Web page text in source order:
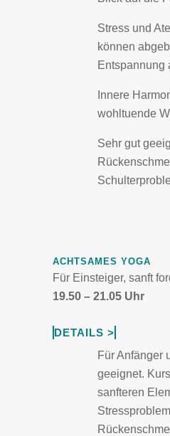
Stress und
können
Entspannung
Innere
wohltuende
Sehr gut
ACHTSAMES YOGA
Für Einsteiger, sanft
19.50 – 21.05 Uhr
DETAILS >
Für Anfänger
geeignet.
sanfteren